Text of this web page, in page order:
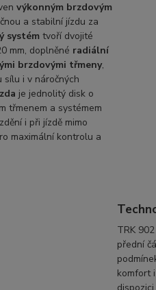
výkonným brzdovým
a stabilní jízdu za
systém tvoří dvojité
mm, doplněné radiální
brzdovými třmeny,
sílu i v náročných
je jednolitý disk o
třmenem a systémem
i při jízdě mimo
maximální kontrolu a
TRK
přední
komfort